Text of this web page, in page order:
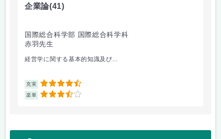
企業論(41)
国際総合科学部 国際総合科学科
赤羽先生
経営学に関する基本的知識及び...
充実 4.5
楽単 3.5